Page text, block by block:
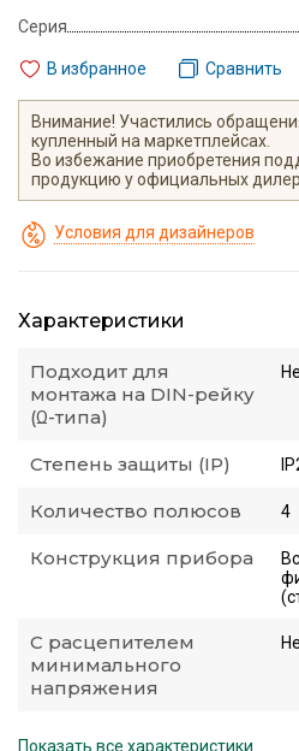
Серия
В избранное Сравнить
Внимание! Участились
купленный на маркетплейсах.
Во избежание приобретения
продукцию у официальных
Условия для дизайнеров
Характеристики
Подходит для
монтажа на DIN-рейку
(Ω-типа)
Степень защиты (IP)
Количество полюсов 4
Конструкция прибора
С расцепителем
минимального
напряжения
Показать все характеристики